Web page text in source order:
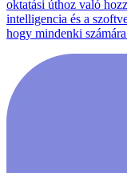
oktatási úthoz való
intelligencia és a
hogy mindenki